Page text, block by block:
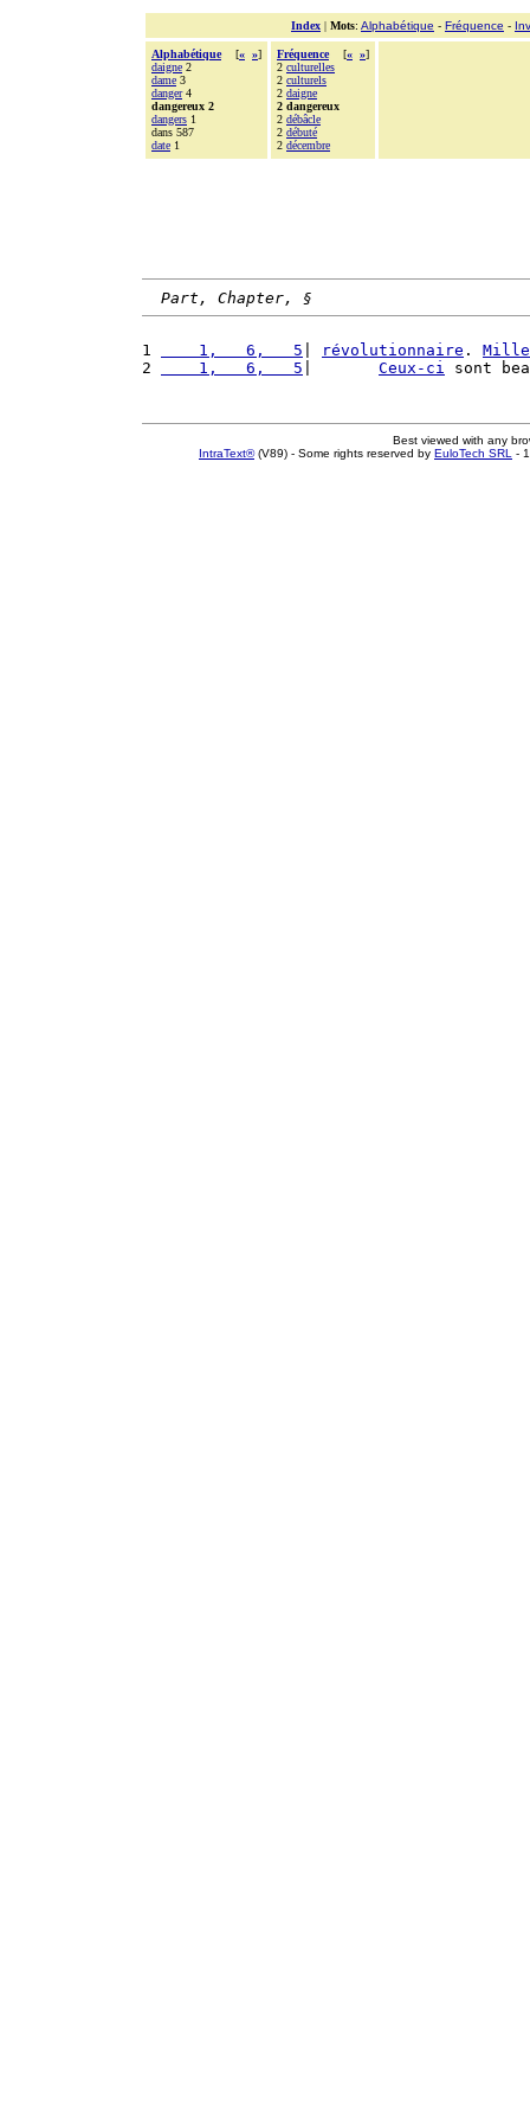
Index | Mots: Alphabétique - Fréquence -
Alphabétique [« »]
daigne 2
dame 3
danger4
dangereux 2
dangers 1
dans 587
date 1
Fréquence [« »]
2 culturelles
2 culturels
2 daigne
2 dangereux
2 débâcle
2 débuté
2 décembre
Part, Chapter, §
1
    1,   6,   5
révolutionnaire . Mille
2
    1,   6,   5
Ceux-ci sont
Best viewed with any
IntraText®(V89) - Some rights reserved by EuloTech SRL -